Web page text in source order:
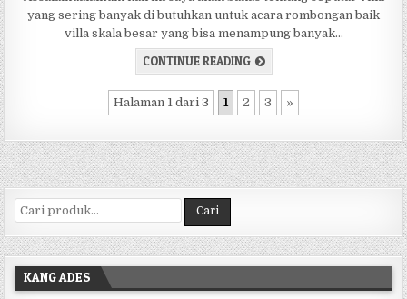
yang sering banyak di butuhkan untuk acara rombongan baik
villa skala besar yang bisa menampung banyak…
CONTINUE READINGTEMPAT LIBURAN FAMILY
Halaman 1 dari 3 1 2 3 »
Pencarian untuk: Cari
KANG ADES